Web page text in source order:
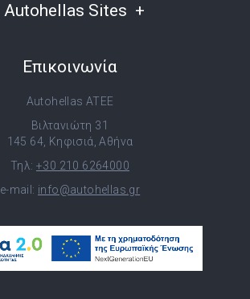
Autohellas Sites
Επικοινωνία
Autohellas ATEE
Βιλτανιώτη 31
145 64, Κηφισιά, Αθήνα
Τηλ: +30 210 6264000
e-mail: info@autohellas.gr